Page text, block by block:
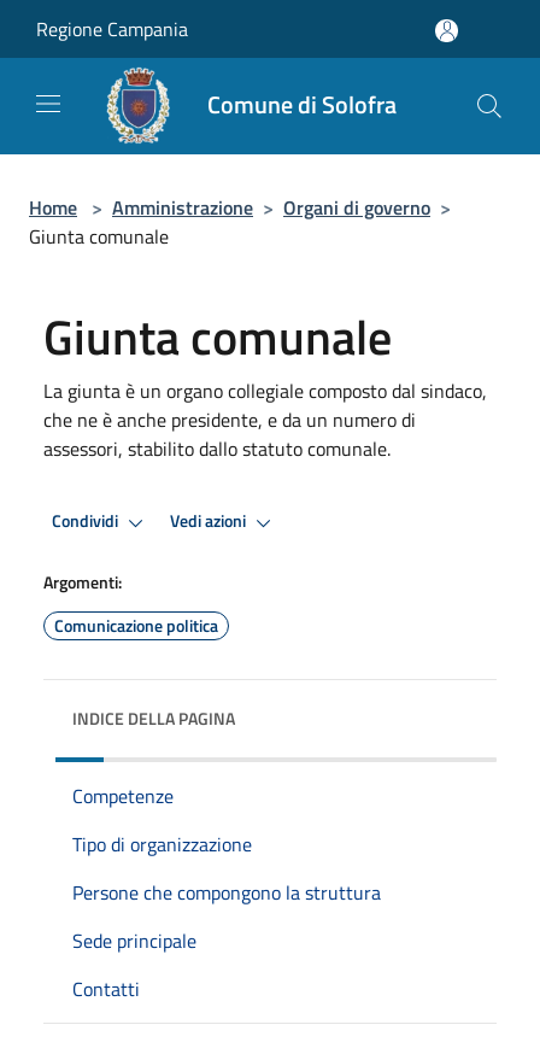
Regione Campania
Comune di Solofra
Home > Amministrazione > Organi di governo >
Giunta comunale
Giunta comunale
La giunta è un organo collegiale composto dal sindaco,
che ne è anche presidente, e da un numero di
assessori, stabilito dallo statuto comunale.
Condividi Vedi azioni
Argomenti:
Comunicazione politica
INDICE DELLA PAGINA
Competenze
Tipo di organizzazione
Persone che compongono la struttura
Sede principale
Contatti